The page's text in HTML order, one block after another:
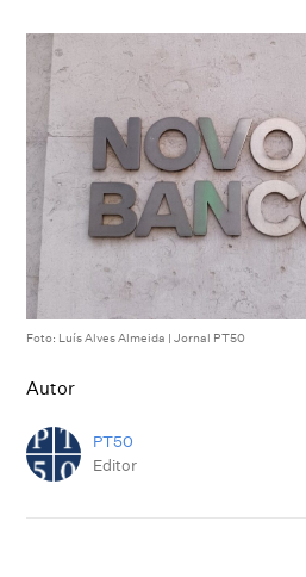
Foto: Luís Alves Almeida | Jornal PT50
Autor
PT50
Editor